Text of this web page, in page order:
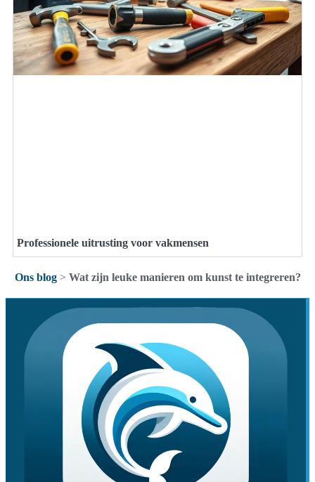
Professionele uitrusting voor vakmensen
Ons blog> Wat zijn leuke manieren om kunst te integreren?